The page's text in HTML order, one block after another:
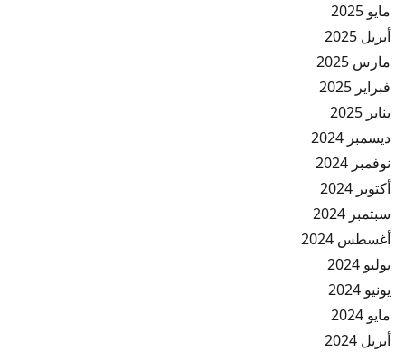
مايو 2025
أبريل 2025
مارس 2025
فبراير 2025
يناير 2025
ديسمبر 2024
نوفمبر 2024
أكتوبر 2024
سبتمبر 2024
أغسطس 2024
يوليو 2024
يونيو 2024
مايو 2024
أبريل 2024